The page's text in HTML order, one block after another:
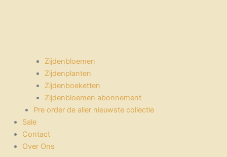
Zijdenbloemen
Zijdenplanten
Zijdenboeketten
Zijdenbloemen abonnement
Pre order de aller nieuwste collectie
Sale
Contact
Over Ons